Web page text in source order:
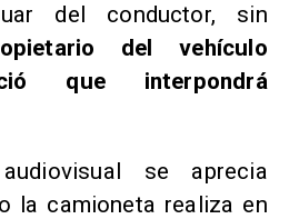
del conductor, sin
del vehículo
que interpondrá
se aprecia
la camioneta realiza en